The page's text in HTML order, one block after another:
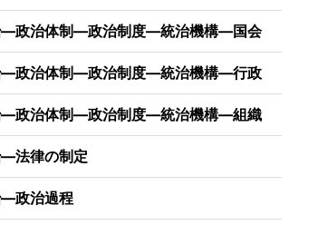
―政治体制―政治制度―統治機構―国会
―政治体制―政治制度―統治機構―行政
―政治体制―政治制度―統治機構―組織
法律の制定
政治過程